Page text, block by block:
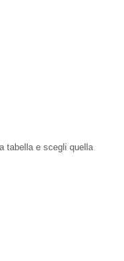
tabella e scegli quella